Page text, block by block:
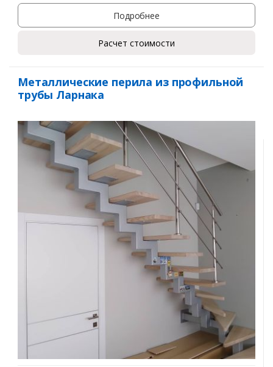
Подробнее
Расчет стоимости
Металлические перила из профильной
трубы Ларнака